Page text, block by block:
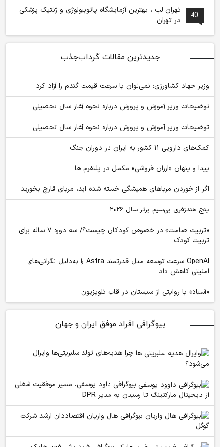
40
تهران لب ، بهترین آزمایشگاه پاتوبیولوژی و ژنتیک پزشکی
در تهران
جدیدترین مقالات گرداب‌جذب
وزیر جهاد کشاورزی: نمی‌توان با سرعت قیمت گندم را آزاد کرد
توضیحات وزیر آموزش و پرورش درباره نحوه آغاز سال تحصیلی
توضیحات وزیر آموزش و پرورش درباره نحوه آغاز سال تحصیلی
کمک‌های دارویی ۱۱ کشور به ایران در دوران جنگ
پیدا و پنهان «ارزان فروشی» مکمل در پلتفرم ها
اگر از خوردن مرباهای همیشگی خسته شده اید، مربای قارچ بخورید
پنج هندزفری بی‌سیم برتر سال ۲۰۲۶
«تربیت صامت» در خصوص کودکان چیست؟/ سه دوره ۷ ساله برای
تربیت کودک
OpenAI سرعت توسعه مدل قدرتمند Astra را به‌دلیل نگرانی‌های
امنیتی کاهش داد
«آسباد» با روایتی از سیستان در قاب تلویزیون
بیوگرافی افراد موفق ایران و جهان
چرا هدیه‌های تولد سلبریتی‌ها وایرال
می‌شود؟
بیوگرافی داود یوسفی، مسیر موفقیت شغلی
از دیجیتال مارکتینگ تا رسیدن به مدیر DPR
بیوگرافی هال واریان اقتصاددان ارشد شرکت
گوگل